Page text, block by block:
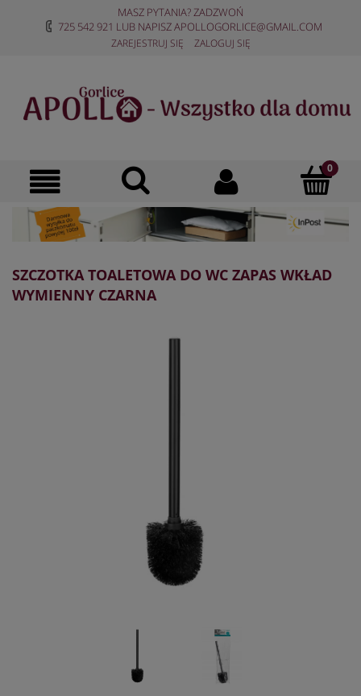
MASZ PYTANIA? ZADZWOŃ
725 542 921 LUB NAPISZAPOLLOGORLICE@GMAIL.COM
ZAREJESTRUJ SIĘ ZALOGUJ SIĘ
SZCZOTKA TOALETOWA DO WC ZAPAS WKŁAD
WYMIENNY CZARNA